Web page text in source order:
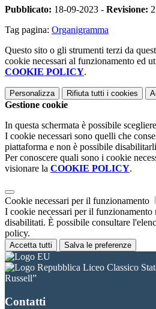
Pubblicato: 18-09-2023 - Revisione:
Tag pagina: Organigramma
Questo sito o gli strumenti terzi da
cookie necessari al funzionamento ed
COOKIE POLICY.
Personalizza Rifiuta tutti i cookies
Gestione cookie
In questa schermata è possibile
I cookie necessari sono quelli che
piattaforma e non è possibile
Per conoscere quali sono i cookie
visionare la COOKIE POLICY.
Cookie necessari per il funzionamento
I cookie necessari per il funzionamento
disabilitati. È possibile consultare
policy.
Accetta tutti Salva le preferenze
Liceo Classico
Russell”
Contatti